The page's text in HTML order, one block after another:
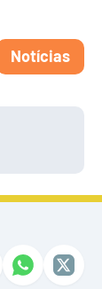
Notícias